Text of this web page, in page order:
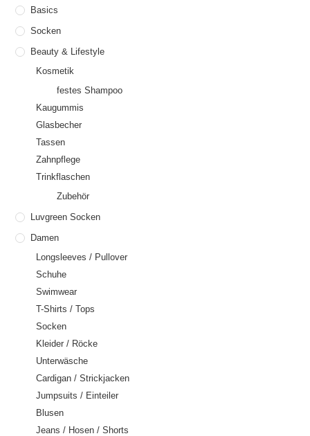
Basics
Socken
Beauty & Lifestyle
Kosmetik
festes Shampoo
Kaugummis
Glasbecher
Tassen
Zahnpflege
Trinkflaschen
Zubehör
Luvgreen Socken
Damen
Longsleeves / Pullover
Schuhe
Swimwear
T-Shirts / Tops
Socken
Kleider / Röcke
Unterwäsche
Cardigan / Strickjacken
Jumpsuits / Einteiler
Blusen
Jeans / Hosen / Shorts